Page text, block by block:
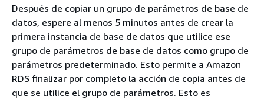
Después de copiar un grupo de parámetros de base de
datos, espere al menos 5 minutos antes de crear la
primera instancia de base de datos que utilice ese
grupo de parámetros de base de datos como grupo de
parámetros predeterminado. Esto permite a Amazon
RDS finalizar por completo la acción de copia antes de
que se utilice el grupo de parámetros. Esto es